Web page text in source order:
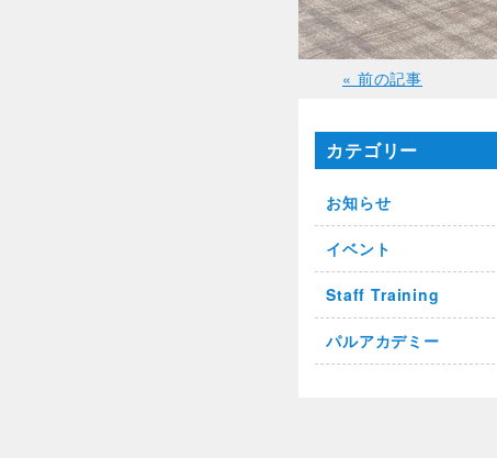
« 前の記事
カテゴリー
お知らせ
イベント
Staff Training
パルアカデミー